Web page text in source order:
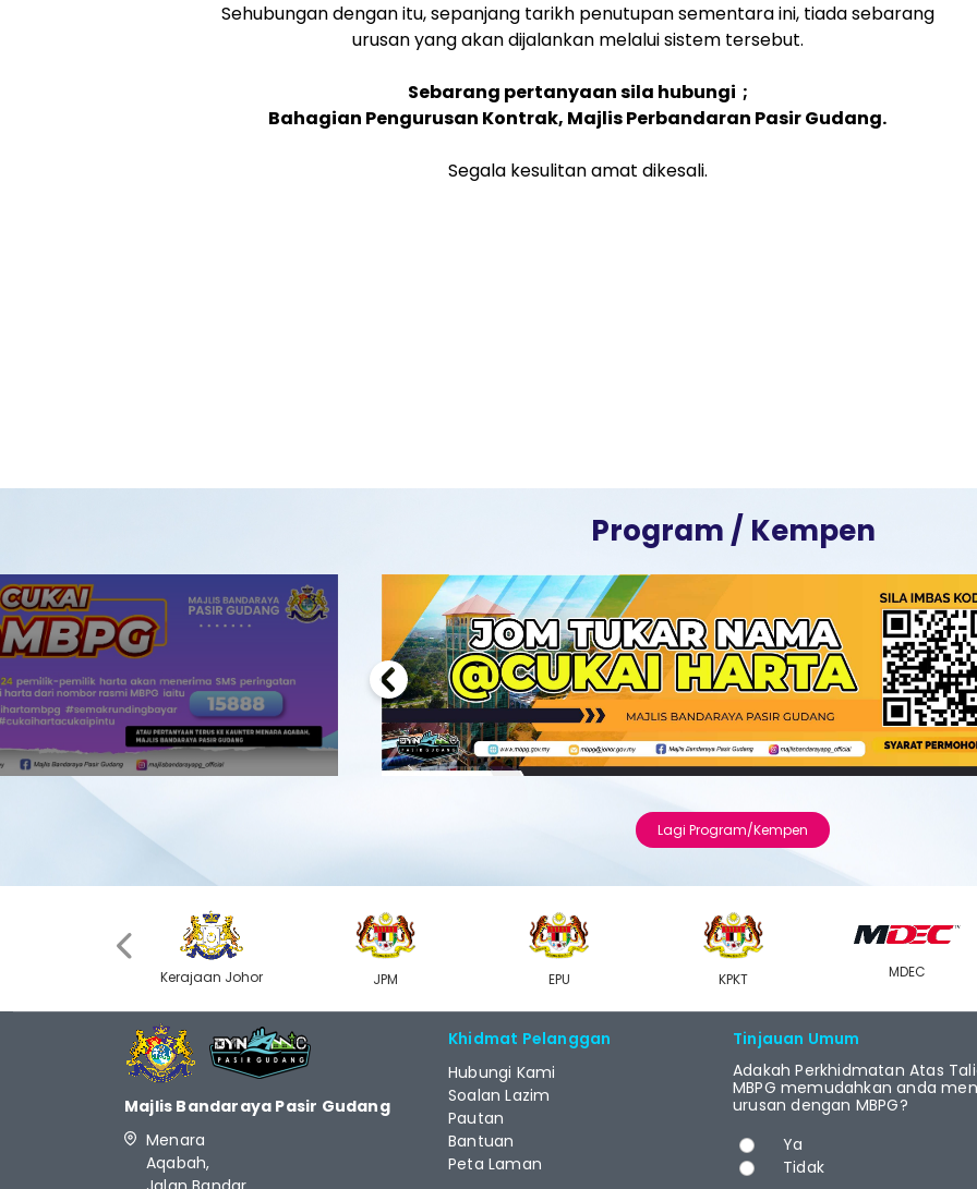
Sehubungan dengan itu, sepanjang tarikh penutupan sementara ini, tiada sebarang
urusan yang akan dijalankan melalui sistem tersebut.
Sebarang pertanyaan sila hubungi ;
Bahagian Pengurusan Kontrak, Majlis Perbandaran Pasir Gudang.
Segala kesulitan amat dikesali.
Program / Kempen
Previous
Lagi Program/Kempen
Kerajaan Johor JPM EPU KPKT MDEC
Majlis Bandaraya Pasir Gudang
Menara
Aqabah,
Khidmat Pelanggan
Hubungi Kami
Soalan Lazim
Pautan
Bantuan
Peta Laman
Tinjauan Umum
Adakah Perkhidmatan Atas
MBPG memudahkan anda
urusan dengan MBPG?
Pilihan
Ya
Tidak